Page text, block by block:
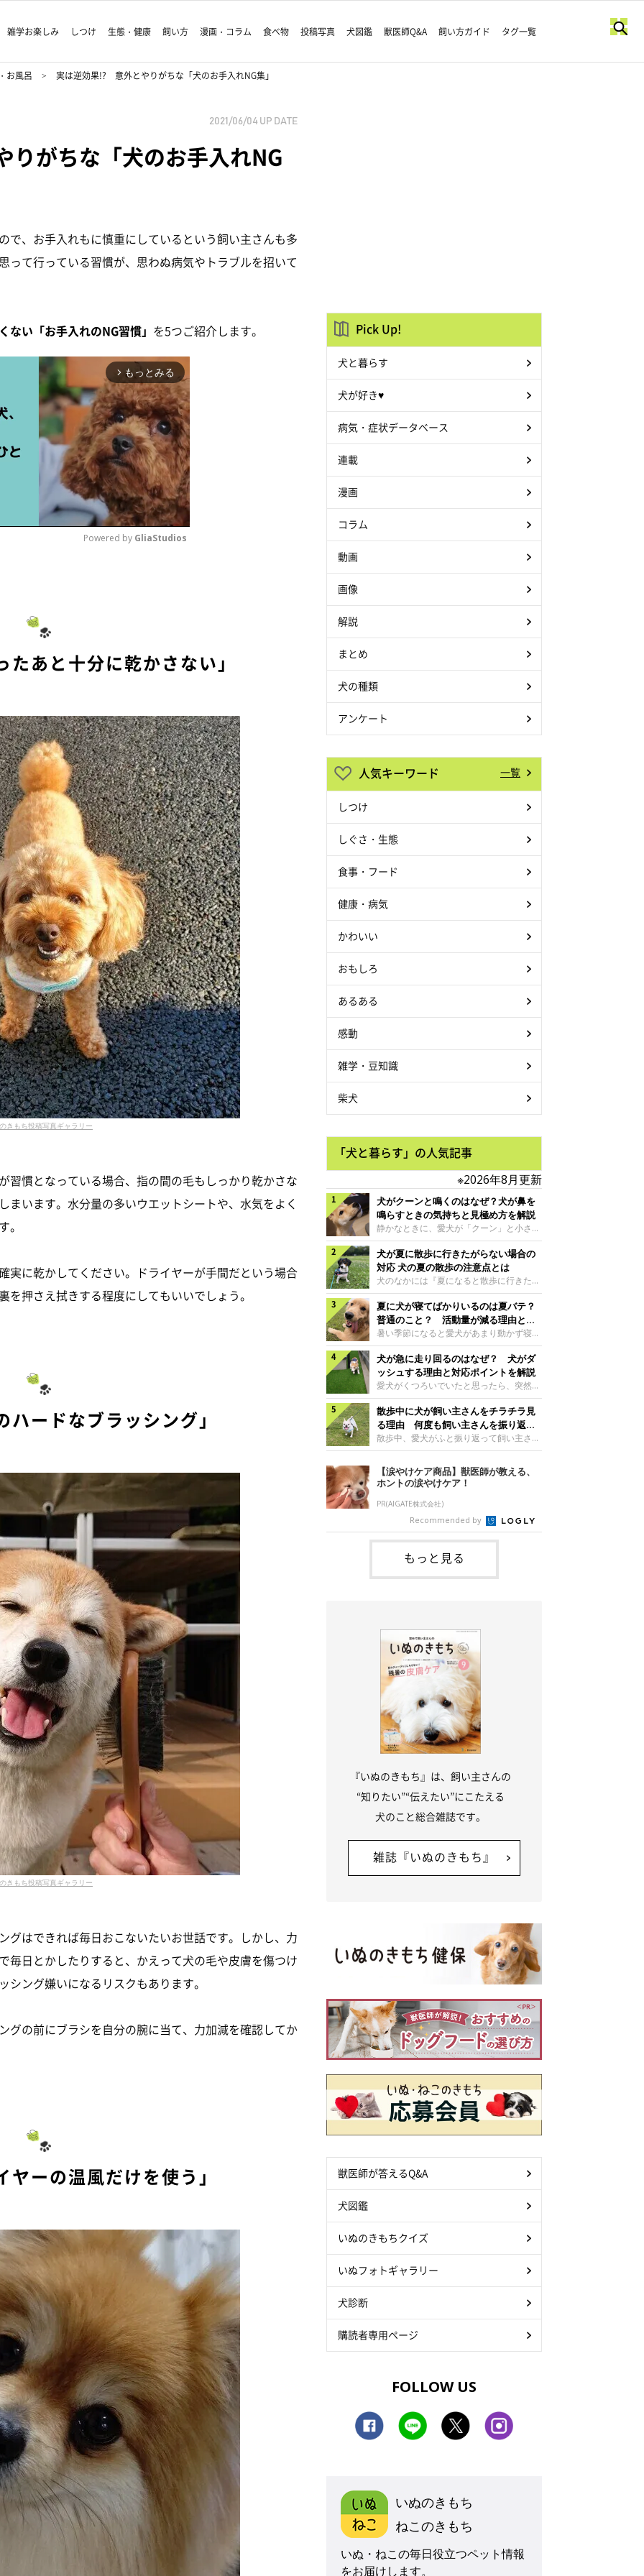
雑学お楽しみ しつけ 生態・健康 飼い方 漫画・コラム 食べ物 投稿写真 犬図鑑 獣医師Q&A 飼い方ガイド タグ一覧
お風呂 実は逆効果!? 意外とやりがちな「犬のお手入れNG集」
2021/06/04 UP DATE
がちな「犬のお手入れNG
で、お手入れもに慎重にしているという飼い主さんも多
って行っている習慣が、思わぬ病気やトラブルを招いて
い「お手入れのNG習慣」 を5つご紹介します。
arrow_forward_ios もっとみる
Powered by GliaStudios
あと十分に乾かさない」
きもち投稿写真ギャラリー
習慣となっている場合、指の間の毛もしっかり乾かさな
まいます。水分量の多いウエットシートや、水気をよく
。
実に乾かしてください。ドライヤーが手間だという場合
押さえ拭きする程度にしてもいいでしょう。
ードなブラッシング」
きもち投稿写真ギャラリー
グはできれば毎日おこないたいお世話です。しかし、力
毎日とかしたりすると、かえって犬の毛や皮膚を傷つけ
ング嫌いになるリスクもあります。
グの前にブラシを自分の腕に当て、力加減を確認してか
ーの温風だけを使う」
Pick Up!
犬と暮らす
犬が好き♥
病気・症状データベース
連載
漫画
コラム
動画
画像
解説
まとめ
犬の種類
アンケート
人気キーワード 一覧
しつけ
しぐさ・生態
食事・フード
健康・病気
かわいい
おもしろ
あるある
感動
雑学・豆知識
柴犬
「犬と暮らす」の人気記事
※2026年8月更新
犬がクーンと鳴くのはなぜ？犬が鼻を
鳴らすときの気持ちと見極め方を解説
静かなときに、愛犬が「クーン」と小さく
鳴いたり、鼻を鳴らすような音を出したり
することはありませんか？ 大きく吠える
わけではない分、「不安なの？それとも何
かお願いしているの？」と気になる飼い主
さんもいるかもしれません。今回は、犬が
クーンと鳴く理由や鼻鳴らしの背景、見極
め方と対応のポイントなどについて、いぬ
のきもち獣医師相談室の原 駿太朗先生に
伺いました。クーンと鳴くのはどんな気持
ち？いぬのきもち投稿写真ギャラリー犬が
クーンと小さく鳴くときは、何らかの感情
を伝えようとしている場合があると考えら
れています。大
犬が夏に散歩に行きたがらない場合の
対応 犬の夏の散歩の注意点とは
犬のなかには『夏になると散歩に行きたが
らない、歩かなくなる』『暑い季節は散歩
の気配を察すると涼しい部屋から出ようと
しない』など散歩に行きたがらないコもい
るようです。愛犬の運動をさせてあげたい
のに、散歩に行きたがらない。このような
場合はどう対応すればよいのでしょうか？
「愛犬が夏に散歩に行きたがらない場合の
対応」について、いぬのきもち獣医師相談
室の白山さとこ先生に聞きました。Q.夏に
犬の散歩に行くときの注意点は？ いぬの
きもち投稿写真ギャラリーーー夏に愛犬と
散歩に行くときは、どのようなことに注意
をするとよい
夏に犬が寝てばかりいるのは夏バテ？
普通のこと？ 活動量が減る理由と対
策とは
暑い季節になると愛犬があまり動かず寝て
ばかりだと感じる飼い主さんはいません
か？その様子に、愛犬が夏バテで疲れてい
るのか、元気がないのかなど不安に感じる
方もいるのではないかと思います。 で
は、犬が寝てばかりいるときに対処が必要
かを見極める方法はあるのでしょうか？
「犬の活動量が夏に減る理由と対策」につ
いて、いぬのきもち獣医師相談室の山口み
き先生に話を聞きました。Q. 夏に犬の活
真ギャラリーーー夏に愛犬の活動量が減る
と感じる飼い主さんもいるようです。理由
としてどのようなこ
犬が急に走り回るのはなぜ？ 犬がダ
ッシュする理由と対応ポイントを解説
愛犬がくつろいでいたと思ったら、突然部
屋の中を走り回り始める――そんな様子に
驚いたことはありませんか？ 急な動きに
「何が起きているの？」と戸惑う飼い主さ
んも多いでしょう。落ち着いていたはずな
のに、急にスイッチが入ったように見える
と不安になることもあります。今回は、犬
が急に走り回る理由や見極め方などについ
て、いぬのきもち獣医師相談室の岡本りさ
先生に伺いました。犬が急に走り回るのは
よくある行動？いぬのきもち投稿写真ギャ
ラリー犬が突然走り回る行動は、必ずしも
珍しいものではないと考えられています。
体にたまったエ
散歩中に犬が飼い主さんをチラチラ見
る理由 何度も飼い主さんを振り返る
のはなぜ？
散歩中、愛犬がふと振り返って飼い主さん
の様子を確認する…そんな場面に心当たり
はありませんか？ 何度もチラチラ見られ
ると、「何か気になることがあるの？」
「ちゃんと歩けているかな」と不安になる
ことがあるかもしれません。愛犬が歩きな
がら飼い主さんを振り返るしぐさには、ど
んな気持ちが隠れているのでしょうか。今
回は、犬が散歩中に飼い主さんを確認する
理由や注意すべきサインの見極めかた、対
応のポイントなどについて、いぬのきもち
獣医師相談室の原 駿太朗先生に伺いまし
【涙やけケア商品】獣医師が教える、
ホントの涙やけケア！
PR(AIGATE株式会社)
Recommended by
もっと見る
『いぬのきもち』は、飼い主さんの
“知りたい”“伝えたい”にこたえる
犬のこと総合雑誌です。
雑誌『いぬのきもち』
獣医師が答えるQ&A
犬図鑑
いぬのきもちクイズ
いぬフォトギャラリー
犬診断
購読者専用ページ
FOLLOW US
いぬのきもち
ねこのきもち
いぬ・ねこの毎日役立つペット情報
をお届けします。